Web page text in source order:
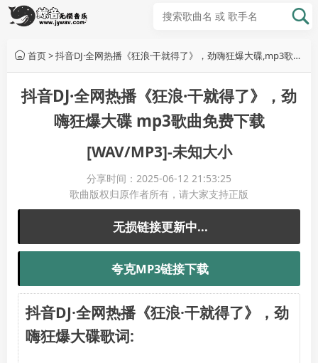
首页>抖音DJ·全网热播《狂浪·干就得了》，劲嗨狂爆大碟,mp3歌曲免费下载,无损音乐下载,音乐免费下载,歌曲下载网站
抖音DJ·全网热播《狂浪·干就得了》，劲
嗨狂爆大碟 mp3歌曲免费下载
[WAV/MP3]-未知大小
分享时间：2025-06-12 21:53:25
歌曲版权归原作者所有，请大家支持正版
无损链接更新中...
夸克MP3链接下载
抖音DJ·全网热播《狂浪·干就得了》，劲
嗨狂爆大碟歌词: